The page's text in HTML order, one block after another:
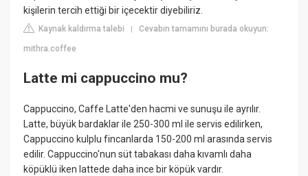
kişilerin tercih ettiği bir içecektir diyebiliriz.
Kaynak kaldırma talebi |Cevabın tamamını burada okuyun:
mithra.coffee
Latte mi cappuccino mu?
Cappuccino, Caffe Latte'den hacmi ve sunuşu ile ayrılır.
Latte, büyük bardaklar ile 250-300 ml ile servis edilirken,
Cappuccino kulplu fincanlarda 150-200 ml arasında servis
edilir. Cappuccino'nun süt tabakası daha kıvamlı daha
köpüklü iken lattede daha ince bir köpük vardır.